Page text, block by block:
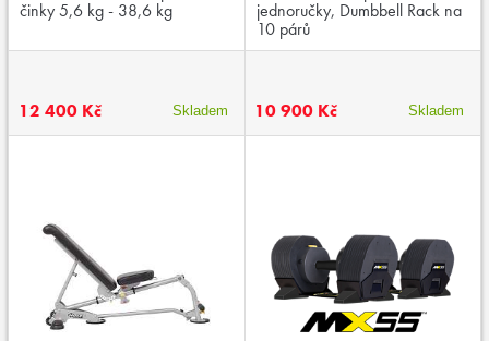
činky 5,6 kg - 38,6 kg
12 400 Kč Skladem
jednoručky, Dumbbell Rack na
10 párů
10 900 Kč Skladem